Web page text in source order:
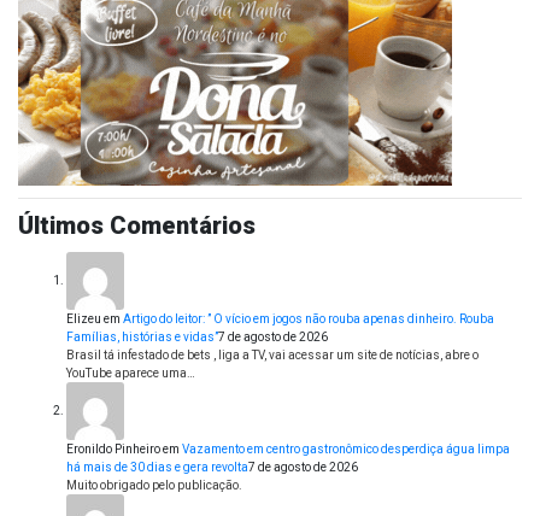
Últimos Comentários
Elizeu em Artigo do leitor: ” O vício em jogos não rouba apenas dinheiro. Rouba
Famílias, histórias e vidas”7 de agosto de 2026
Brasil tá infestado de bets , liga a TV, vai acessar um site de notícias, abre o
YouTube aparece uma…
Eronildo Pinheiroem Vazamento em centro gastronômico desperdiça água limpa
há mais de 30 dias e gera revolta7 de agosto de 2026
Muito obrigado pelo publicação.